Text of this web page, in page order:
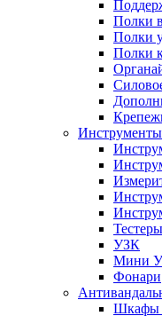
Полки
Полки
Полки
Инструменты
УЗК
Мини
Фонари
Шкафы